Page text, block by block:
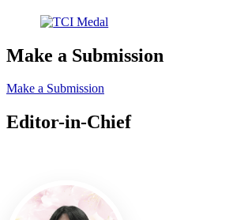
Make a Submission
Make a Submission
Editor-in-Chief